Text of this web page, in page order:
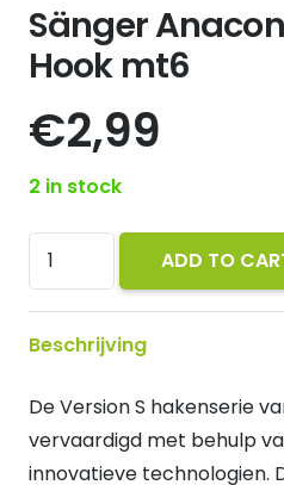
Sänger
Hook mt6
€2,99
2 in stock
Sänger
Anaconda
Boilie
Hook
quantity
ADD TO
Beschrijving
De Version S hakenserie
vervaardigd met behulp
innovatieve technologien.